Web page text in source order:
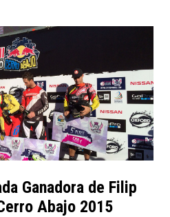
Ganadora de Filip
Abajo 2015